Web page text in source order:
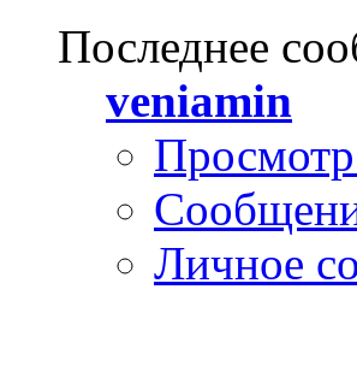
Последнее
veniamin
Личное